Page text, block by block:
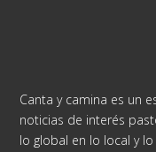
Canta y camina es un
noticias de interés
lo global en lo local y